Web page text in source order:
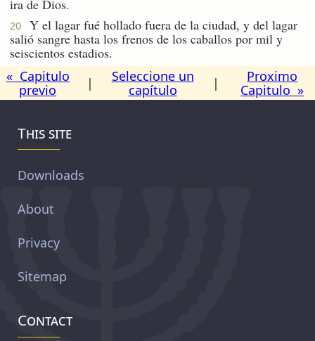
ira de Dios.
20
Y el lagar fué hollado fuera de la ciudad, y del lagar
salió sangre hasta los frenos de los caballos por mil y
seiscientos estadios.
« Capitulo
previo
|
Seleccione un
capítulo
|
Proximo
Capitulo »
This site
Downloads
About
Privacy
Sitemap
Contact